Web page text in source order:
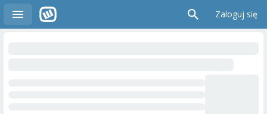
Zaloguj się